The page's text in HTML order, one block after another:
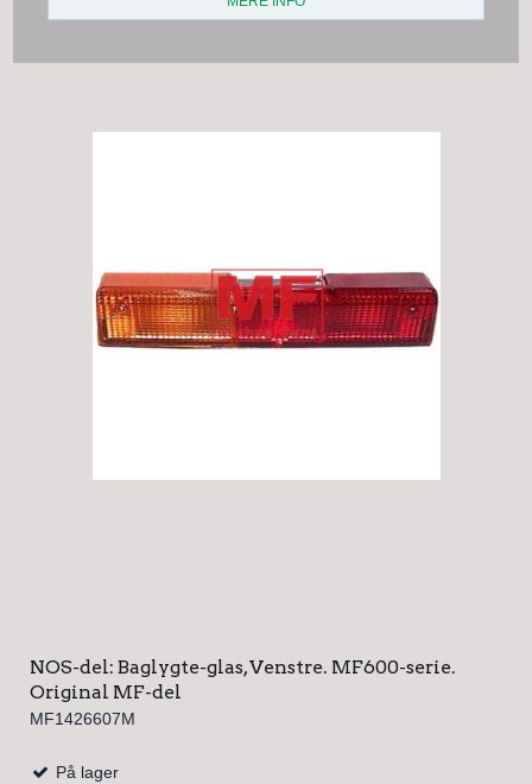
NOS-del: Baglygte-glas, Venstre. MF600-serie.
Original MF-del
MF1426607M
På lager